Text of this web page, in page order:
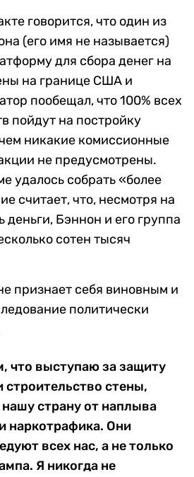
говорится, что один из
(его имя не называется)
для сбора денег на
на границе США и
пообещал, что 100% всех
пойдут на постройку
никакие комиссионные
не предусмотрены.
удалось собрать «более
считает, что, несмотря на
деньги, Бэннон и его группа
сотен тысяч
признает себя виновным и
политически
что выступаю за защиту
строительство стены,
страну от наплыва
наркотрафика. Они
всех нас, а не только
Я никогда не